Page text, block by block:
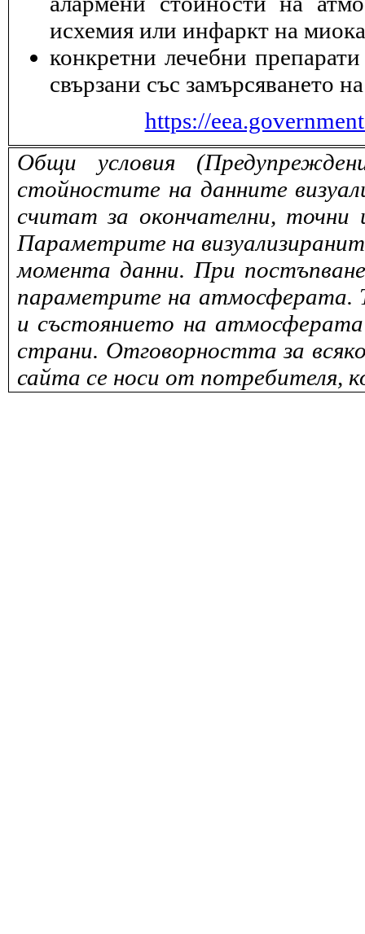
исхемия или инфаркт на
конкретни лечебни
свързани със замърсяването
https://
Общи условия
стойностите на данните
считат за окончателни,
Параметрите на
момента данни. При
параметрите на атмосферата.
и състоянието на
страни. Отговорността за
сайта се носи от потребителя,